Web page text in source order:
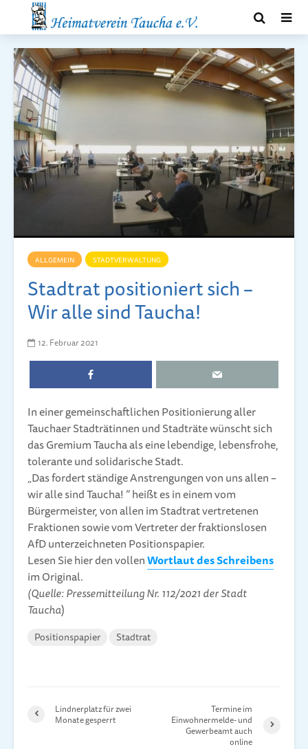
ALLGEMEIN STADTVERWALTUNG
Stadtrat positioniert sich –
Wir alle sind Taucha!
12. Februar 2021
In einer gemeinschaftlichen Positionierung aller
Tauchaer Stadträtinnen und Stadträte wünscht sich
das Gremium Taucha als eine lebendige, lebensfrohe,
tolerante und solidarische Stadt.
„Das fordert ständige Anstrengungen von uns allen –
wir alle sind Taucha! “ heißt es in einem vom
Bürgermeister, von allen im Stadtrat vertretenen
Fraktionen sowie vom Vertreter der fraktionslosen
AfD unterzeichneten Positionspapier.
Lesen Sie hier den vollenWortlaut des Schreibens
im Original.
(Quelle: Pressemitteilung Nr. 112/2021 der Stadt
Taucha)
Positionspapier Stadtrat
Lindnerplatz für zwei
Monate gesperrt
Termine im
Einwohnermelde- und
Gewerbeamt auch
online